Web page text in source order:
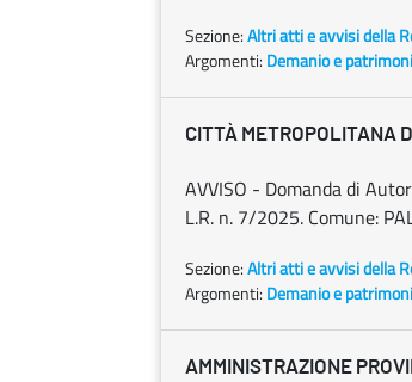
Sezione:Altri atti e avvisi della
Argomenti: Demanio e
CITTÀ METROPOLITANA
AVVISO - Domanda di
L.R. n. 7/2025. Comune:
Sezione:Altri atti e avvisi della
Argomenti: Demanio e
AMMINISTRAZIONE